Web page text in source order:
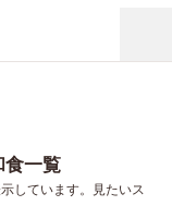
食一覧
しています。見たいス